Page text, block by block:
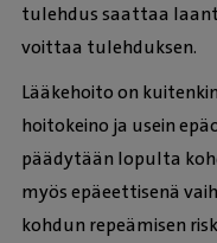
tulehdus saattaa
voittaa tulehduksen.
Lääkehoito on
hoitokeino ja usein
päädytään lopulta
myös epäeettisenä
kohdun repeämisen